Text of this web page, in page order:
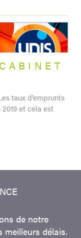
taux d’emprunts
et cela est
de notre
meilleurs délais.